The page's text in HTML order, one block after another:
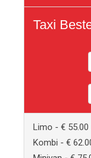
Taxi
Limo - € 55.00
Kombi - €